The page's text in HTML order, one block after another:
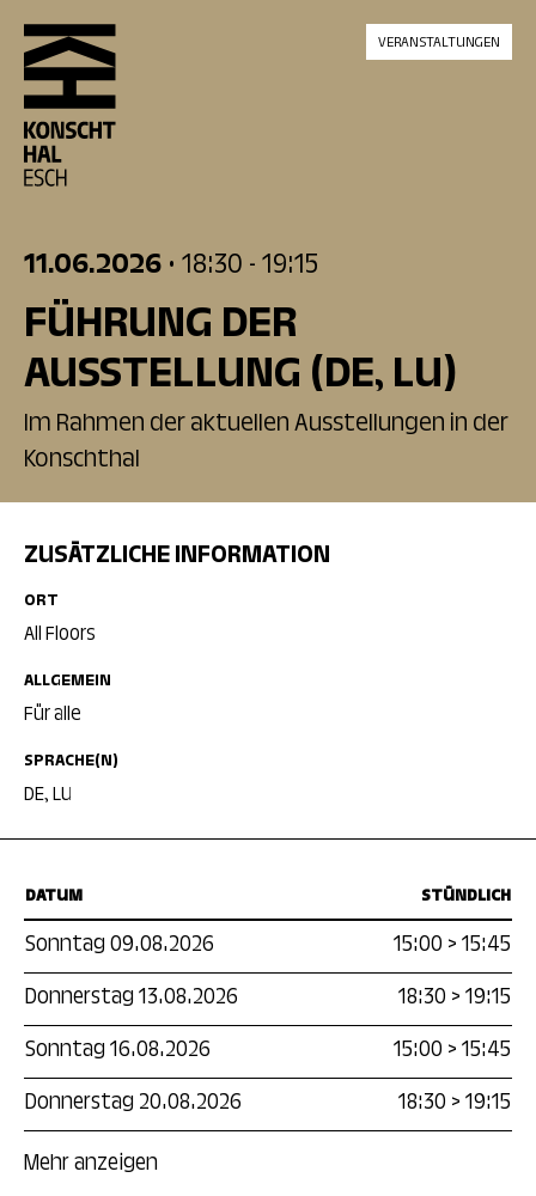
skip_to_content
VERANSTALTUNGEN
11.06.2026 • 18:30 - 19:15
FÜHRUNG DER
AUSSTELLUNG (DE, LU)
Im Rahmen der aktuellen Ausstellungen in der
Konschthal
DATUM STÜNDLICH
Sonntag 09.08.2026 15:00 >15:45
Donnerstag 13.08.2026
18:30 >19:15
Sonntag 16.08.2026
15:00 >15:45
Donnerstag 20.08.2026
18:30 >19:15
Mehr anzeigen
ZUSÄTZLICHE INFORMATION
ORT
All Floors
ALLGEMEIN
Für alle
SPRACHE(N)
DE, LU